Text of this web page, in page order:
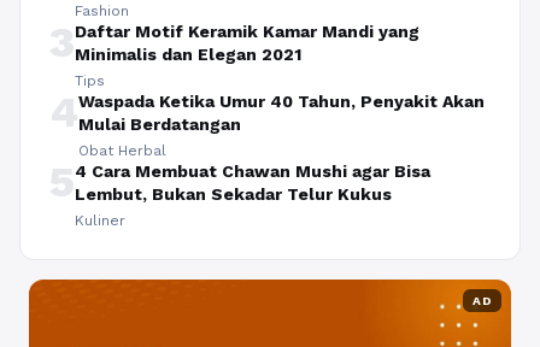
Fashion
3Daftar Motif Keramik Kamar Mandi yang
Minimalis dan Elegan 2021
Tips
4Waspada Ketika Umur 40 Tahun, Penyakit Akan
Mulai Berdatangan
Obat Herbal
54 Cara Membuat Chawan Mushi agar Bisa
Lembut, Bukan Sekadar Telur Kukus
Kuliner
AD